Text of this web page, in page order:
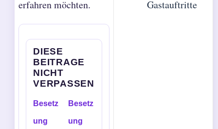
erfahren möchten.
DIESE
BEITRAGE
NICHT
VERPASSEN
Besetz
ung
Besetz
ung
Gastauftritte